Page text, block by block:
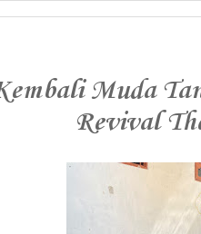
Muda
Revival